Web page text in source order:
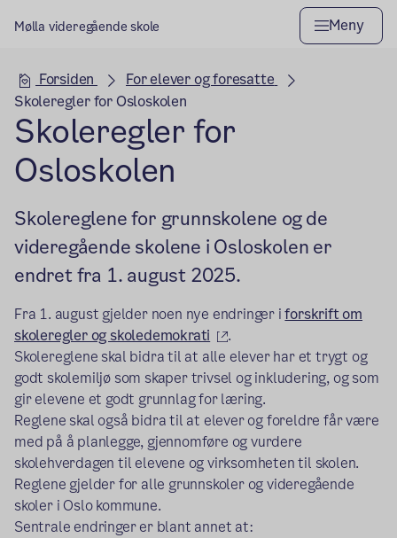
Mølla videregående skole Meny
Hovedseksjon
Forsiden
For elever og foresatte
Skoleregler for Osloskolen
Skoleregler for
Osloskolen
Skolereglene for grunnskolene og de
videregående skolene i Osloskolen er
endret fra 1. august 2025.
Fra 1. august gjelder noen nye endringer iforskrift om
skoleregler og skoledemokrati
(ekstern lenke)
.
Skolereglene skal bidra til at alle elever har et trygt og
godt skolemiljø som skaper trivsel og inkludering, og som
gir elevene et godt grunnlag for læring.
Reglene skal også bidra til at elever og foreldre får være
med på å planlegge, gjennomføre og vurdere
skolehverdagen til elevene og virksomheten til skolen.
Reglene gjelder for alle grunnskoler og videregående
skoler i Oslo kommune.
Sentrale endringer er blant annet at: